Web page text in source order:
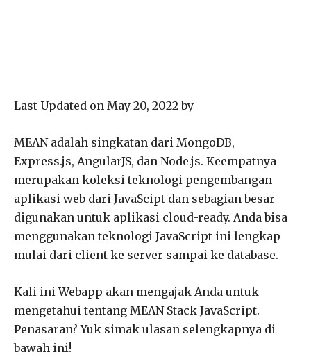
Last Updated on May 20, 2022 by
MEAN adalah singkatan dari MongoDB,
Express.js, AngularJS, dan Node.js. Keempatnya
merupakan koleksi teknologi pengembangan
aplikasi web dari JavaScipt dan sebagian besar
digunakan untuk aplikasi cloud-ready. Anda bisa
menggunakan teknologi JavaScript ini lengkap
mulai dari client ke server sampai ke database.
Kali ini Webapp akan mengajak Anda untuk
mengetahui tentang MEAN Stack JavaScript.
Penasaran? Yuk simak ulasan selengkapnya di
bawah ini!